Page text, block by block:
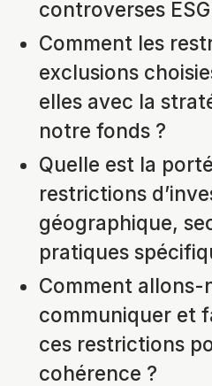
controverses
Comment les
exclusions
elles avec la
notre fonds ?
Quelle est la
restrictions
géographique,
pratiques
Comment allons-
communiquer et
ces restrictions
cohérence ?